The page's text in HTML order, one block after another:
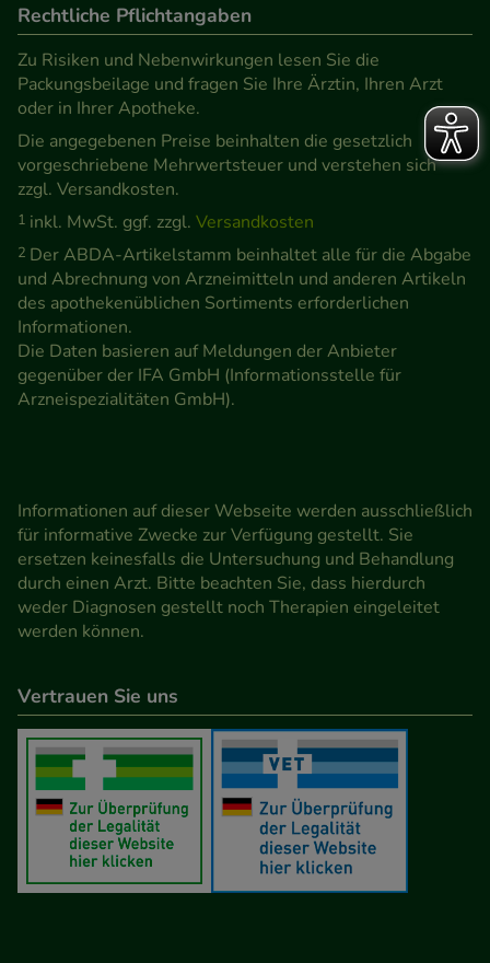
Rechtliche Pflichtangaben
Zu Risiken und Nebenwirkungen lesen Sie die
Packungsbeilage und fragen Sie Ihre Ärztin, Ihren Arzt
oder in Ihrer Apotheke.
Die angegebenen Preise beinhalten die gesetzlich
vorgeschriebene Mehrwertsteuer und verstehen sich
zzgl. Versandkosten.
1 inkl. MwSt. ggf. zzgl. Versandkosten
2 Der ABDA-Artikelstamm beinhaltet alle für die Abgabe
und Abrechnung von Arzneimitteln und anderen Artikeln
des apothekenüblichen Sortiments erforderlichen
Informationen.
Die Daten basieren auf Meldungen der Anbieter
gegenüber der IFA GmbH (Informationsstelle für
Arzneispezialitäten GmbH).
Informationen auf dieser Webseite werden ausschließlich
für informative Zwecke zur Verfügung gestellt. Sie
ersetzen keinesfalls die Untersuchung und Behandlung
durch einen Arzt. Bitte beachten Sie, dass hierdurch
weder Diagnosen gestellt noch Therapien eingeleitet
werden können.
Vertrauen Sie uns